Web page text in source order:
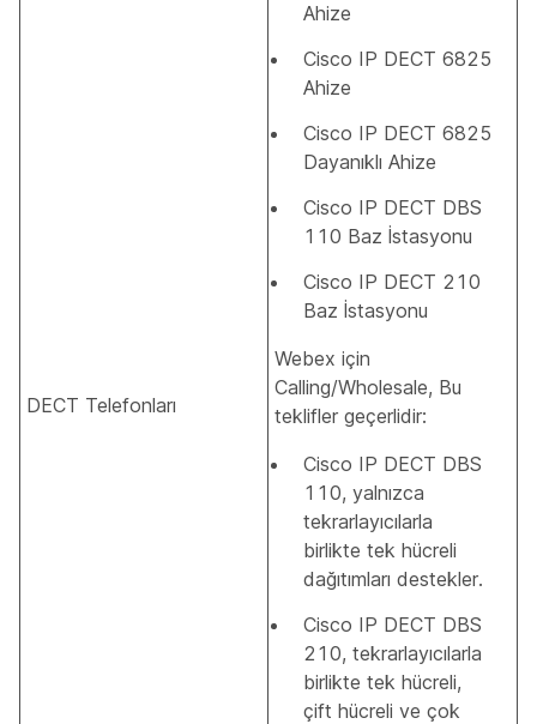
DECT Telefonları
Ahize
Cisco IP DECT 6825
Ahize
Cisco IP DECT 6825
Dayanıklı Ahize
Cisco IP DECT DBS
110 Baz İstasyonu
Cisco IP DECT 210
Baz İstasyonu
Webex için
Calling/Wholesale, Bu
teklifler geçerlidir:
Cisco IP DECT DBS
110, yalnızca
tekrarlayıcılarla
birlikte tek hücreli
dağıtımları destekler.
Cisco IP DECT DBS
210, tekrarlayıcılarla
birlikte tek hücreli,
çift hücreli ve çok